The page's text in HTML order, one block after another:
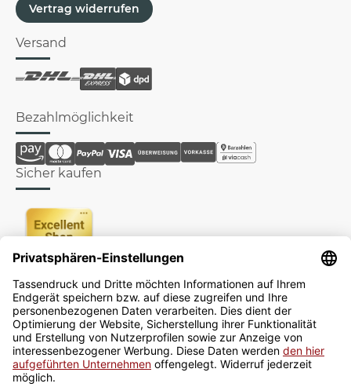
Vertrag widerrufen
Versand
Bezahlmöglichkeit
Sicher kaufen
Newsletter